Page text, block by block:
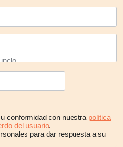
conformidad con nuestra política
del usuario.
para dar respuesta a su